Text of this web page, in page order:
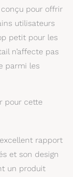
pour offrir
utilisateurs
petit pour les
n’affecte pas
parmi les
pour cette
rapport
et son design
un produit